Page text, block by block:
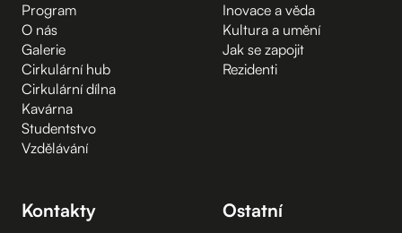
Program
O nás
Galerie
Cirkulární hub
Cirkulární dílna
Kavárna
Studentstvo
Vzdělávání
Inovace a věda
Kultura a umění
Jak se zapojit
Rezidenti
Kontakty Ostatní